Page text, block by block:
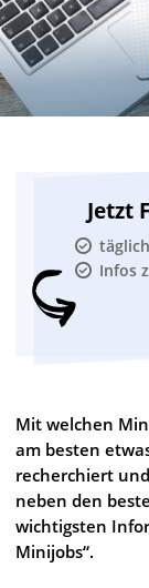
Jetzt
Infos
Mit welchen
am besten
recherchiert
neben den
wichtigsten
Minijobs“.